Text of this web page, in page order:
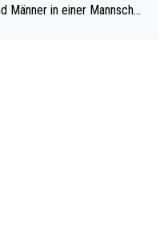
Männer in einer Mannschaf